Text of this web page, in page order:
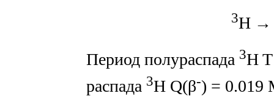
3H
Период полураспада 3H T
распада 3H Q(β-) = 0.019